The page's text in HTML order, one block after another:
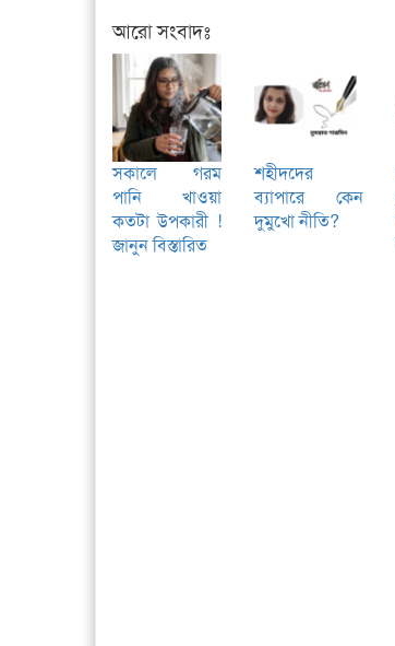
আরো সংবাদঃ
সকালে গরম
পানি খাওয়া
কতটা উপকারী !
জানুন বিস্তারিত
শহীদদের
ব্যাপারে কেন
দুমুখো নীতি?